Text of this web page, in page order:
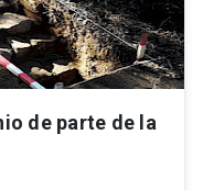
de parte de la